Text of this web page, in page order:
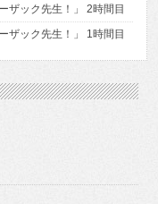
ザック先生！」 2時間目
ザック先生！」 1時間目